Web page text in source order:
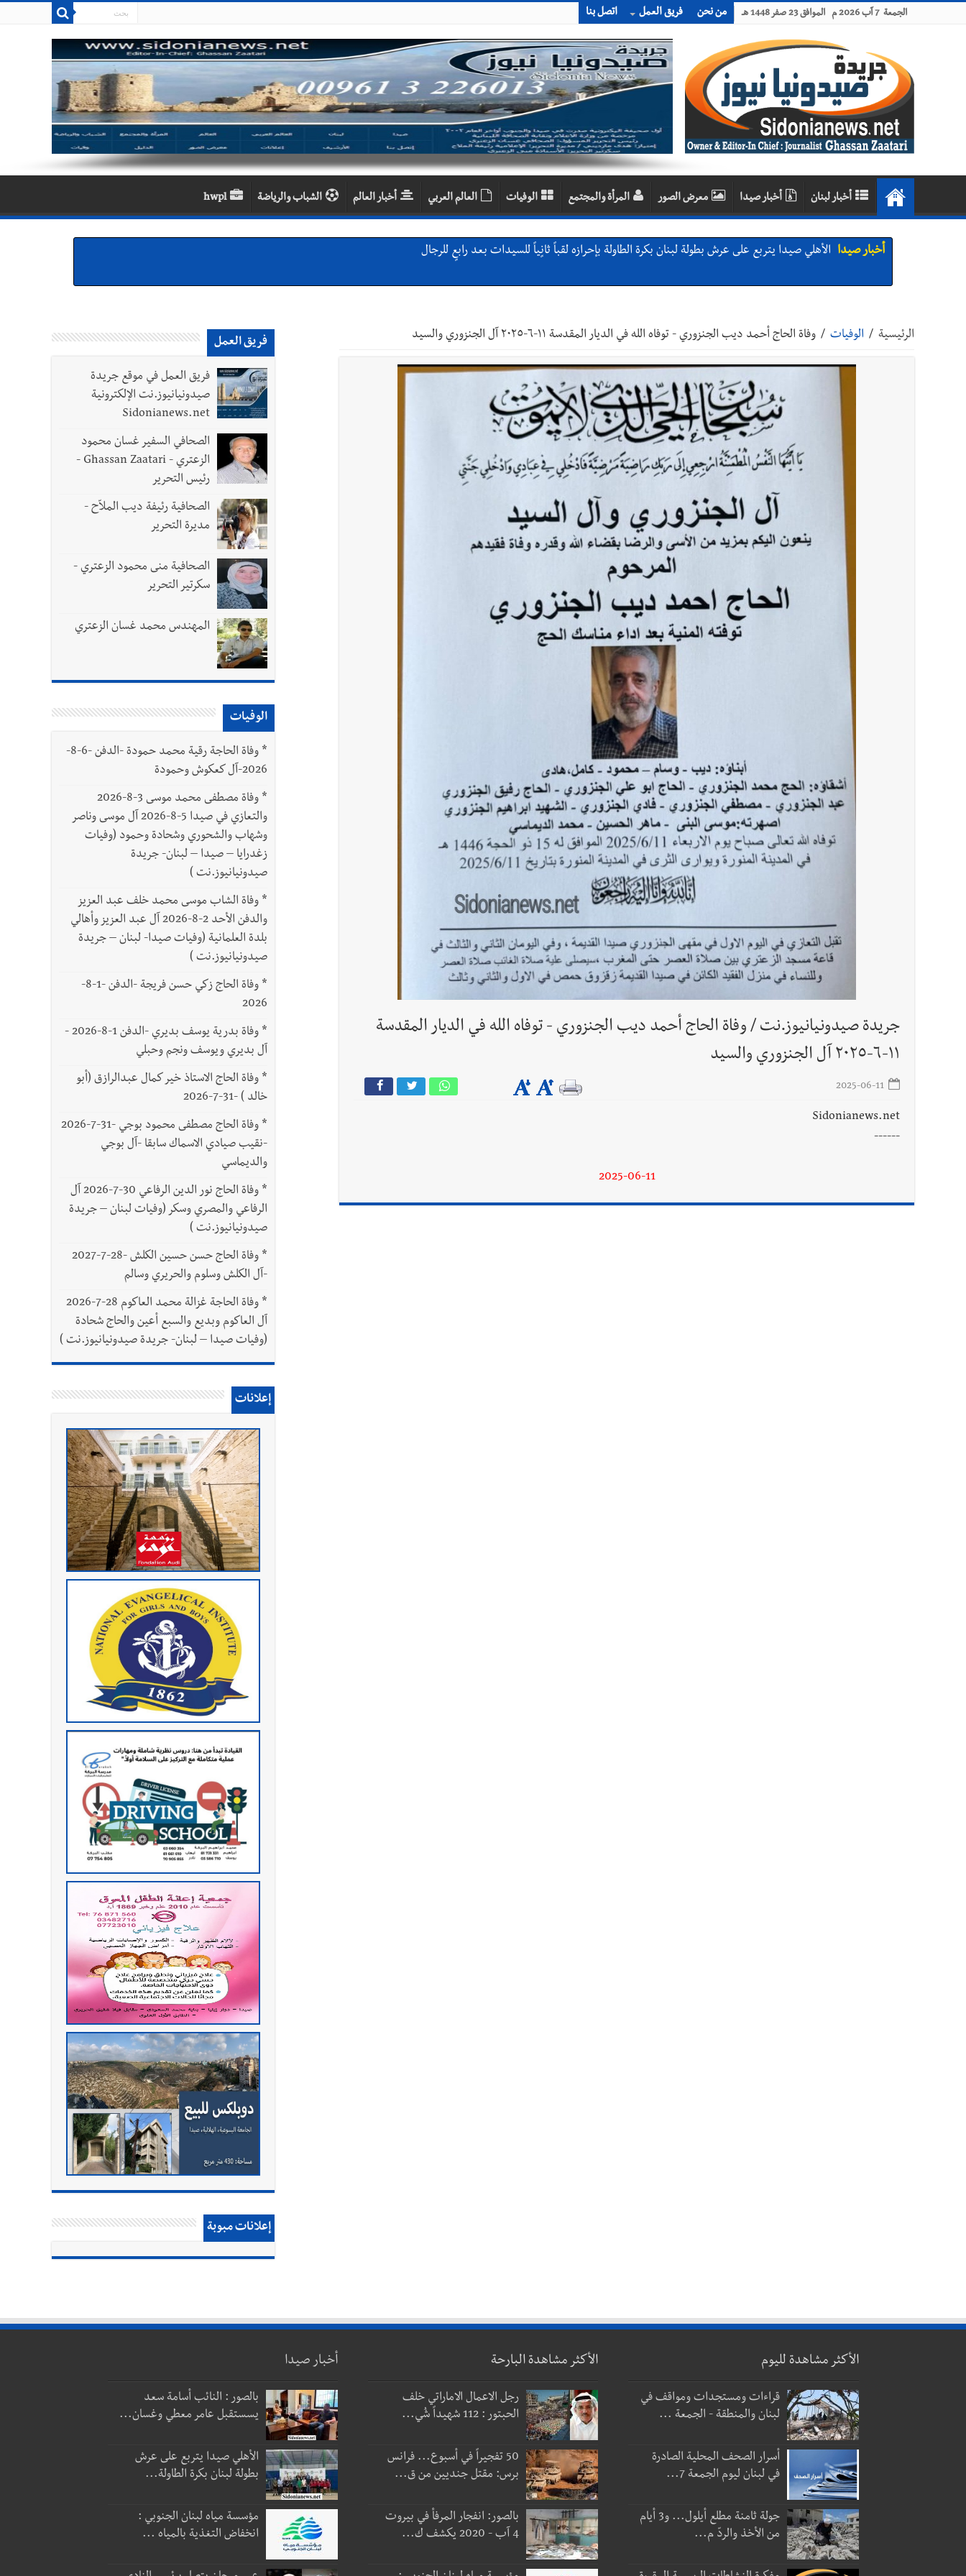
الجمعة 7 آب 2026 م الموافق 23 صفر 1448 هـ من نحن فريق العمل اتصل بنا
أخبار لبنان أخبار صيدا معرض الصور المرأة والمجتمع الوفيات العالم العربي أخبار العالم الشباب والرياضة hwpl
أخبار صيدا الأهلي صيدا يتربع على عرش بطولة لبنان بكرة الطاولة بإحرازه لقباً ثانٍياً للسيدات بعد رابعٍ للرجال
بلدية صيدا تهنئ نادي الأهلي صيدا بإحرازه بطولة لبنان بكرة الطاولة للرجال للعام الرابع على التوالي
أخبار صيدا بلدية صيدا تهنئ نادي الأهلي صيدا بإحرازه بطولة لبنان بكرة الطاولة للرجال للعام الرابع على التوالي
أخبار صيدا بالصور: رئيسا بلديتي صيدا وصور يشاركان في ورشة تقنية حول الحد من النفايات البحرية وشباك الصيد المهملة
الجيش اللبناني : إصابة أحد العسكريين بجروح طفيفة نتيجة استهداف إسرائيلي معادٍ لجرافة للجيش في بلدة المنصوري - صور
أخبار لبنان مسيّرة أسرائيلية القت قنبلة صوتية باتجاه جرافة للجيش اللبناني خلال عملها في المنصوري ومعلومات أولية عن اصابة أحد العسكريين
أخبار لبنان بسام طليس : نرفض فرض ضريبة جديدة على المحروقات تحت شعار حماية البيئة والأولوية اليوم للتخفيف من معاناة المواطنين
أخبار لبنان الرئيس بري يدعو الى جلسة عامة في 11 و12 الحالي
أخبار لبنان قوى الأمن الداخلي : توقيف منفّذ عمليات نشل في جبل لبنان
العالم العربي
رجل الاعمال الاماراتي خلف الحبتور : 112 شهيداً شُيّعوا في ‫غزة‬ بعد أن بقوا تحت الأنقاض منذ عام 2023: أيُعقل أن يبقى الشعب الفلسطيني يعيش كل هذا الألم؟ وإلى متى
تستمر هذه المعاناة التي تمزق القلوب والضمائر؟
الرئيسية / الوفيات / وفاة الحاج أحمد ديب الجنزوري - توفاه الله في الديار المقدسة ١١-٦-٢٠٢٥ آل الجنزوري والسيد
جريدة صيدونيانيوز.نت / وفاة الحاج أحمد ديب الجنزوري - توفاه الله في الديار المقدسة
١١-٦-٢٠٢٥ آل الجنزوري والسيد
Sidonianews.net
------
2025-06-11
فريق العمل
فريق العمل في موقع جريدة
صيدونيانيوز.نت الإلكترونية
Sidonianews.net
الصحافي السفير غسان محمود
الزعتري - Ghassan Zaatari -
رئيس التحرير
الصحافية رئيفة ديب الملاّح -
مديرة التحرير
الصحافية منى محمود الزعتري -
سكرتير التحرير
المهندس محمد غسان الزعتري
الوفيات
*
وفاة الحاجة رقية محمد حمودة -الدفن -6-8-
2026-آل كعكوش وحمودة
*
وفاة مصطفى محمد موسى 3-8-2026
والتعازي في صيدا 5-8-2026 آل موسى وناصر
وشهاب والشحوري وشحادة وحمود (وفيات
زغدرايا – صيدا – لبنان- جريدة
صيدونيانيوز.نت )
* وفاة الشاب موسى محمد خلف عبد العزيز
والدفن الأحد 2-8-2026 آل عبد العزيز وأهالي
بلدة العلمانية (وفيات صيدا- لبنان – جريدة
صيدونيانيوز.نت )
*
وفاة الحاج زكي حسن فريجة -الدفن -1-8-
2026
*
وفاة بدرية يوسف بديري -الدفن 1-8-2026 -
آل بديري ويوسف ونجم وحبلي
* وفاة الحاج الاستاذ خير كمال عبدالرازق (أبو
خالد ) -31-7-2026
*
وفاة الحاج مصطفى محمود بوجي -31-7-2026
-نقيب صيادي الاسماك سابقا -آل بوجي
والديماسي
*
وفاة الحاج نور الدين الرفاعي 30-7-2026 آل
الرفاعي والمصري وسكر (وفيات لبنان – جريدة
صيدونيانيوز.نت )
*
وفاة الحاج حسن حسين الكلش -28-7-2027
-آل الكلش وسلوم والحريري وسالم
*
وفاة الحاجة غزالة محمد العاكوم 28-7-2026
آل العاكوم وبديع والسبع أعين والحاج شحادة
(وفيات صيدا – لبنان- جريدة صيدونيانيوز.نت )
إعلانات
إعلانات مبوبة
الأكثر مشاهدة لليوم
قراءات ومستجدات ومواقف في
لبنان والمنطقة - الجمعة ...
أسرار الصحف المحلية الصادرة
في لبنان ليوم الجمعة 7...
جولة ثامنة مطلع أيلول... و3 أيام
من الأخذ والردّ م...
الأكثر مشاهدة البارحة
رجل الاعمال الاماراتي خلف
الحبتور : 112 شهيداً شُي...
50 تفجيراً في أسبوع... فرانس
برس: مقتل جنديين من ق...
بالصور: انفجار المرفأ في بيروت
4 آب - 2020 يكشف ك...
أخبار صيدا
بالصور : النائب أسامة سعد
يسستقبل عامر معطي وغسان...
الأهلي صيدا يتربع على عرش
بطولة لبنان بكرة الطاولة...
مؤسسة مياه لبنان الجنوبي :
انخفاض التغذية بالمياه ...